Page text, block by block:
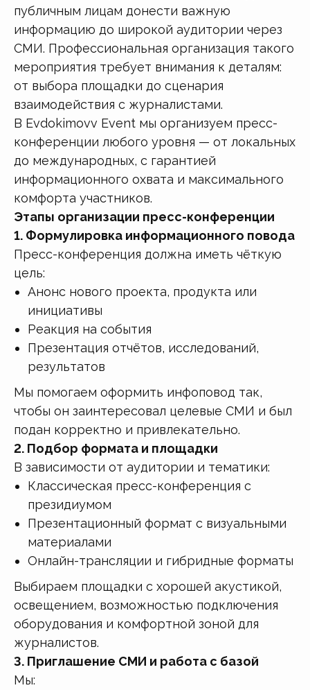
публичным лицам донести важную
информацию до широкой аудитории через
СМИ. Профессиональная организация такого
мероприятия требует внимания к деталям:
от выбора площадки до сценария
взаимодействия с журналистами.
В Evdokimovv Event мы организуем пресс-
конференции любого уровня — от локальных
до международных, с гарантией
информационного охвата и максимального
комфорта участников.
Этапы организации пресс-конференции
1. Формулировка информационного повода
Пресс-конференция должна иметь чёткую
цель:
Анонс нового проекта, продукта или
инициативы
Реакция на события
Презентация отчётов, исследований,
результатов
Мы помогаем оформить инфоповод так,
чтобы он заинтересовал целевые СМИ и был
подан корректно и привлекательно.
2. Подбор формата и площадки
В зависимости от аудитории и тематики:
Классическая пресс-конференция с
президиумом
Презентационный формат с визуальными
материалами
Онлайн-трансляции и гибридные форматы
Выбираем площадки с хорошей акустикой,
освещением, возможностью подключения
оборудования и комфортной зоной для
журналистов.
3. Приглашение СМИ и работа с базой
Мы: